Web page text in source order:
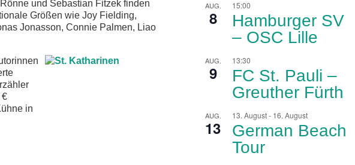
und Sebastian Fitzek finden
Größen wie Joy Fielding,
Jonasson, Connie Palmen, Liao
€
in
AUG.
8
15:00
Hamburger SV
– OSC Lille
AUG.
9
13:30
FC St. Pauli –
Greuther Fürth
AUG.
13
13. August- 16. August
German Beach
Tour